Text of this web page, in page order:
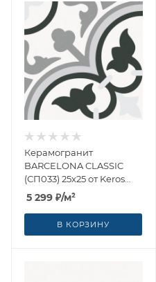
Керамогранит
BARCELONA CLASSIC
(СП033) 25x25 от Keros
Ceramica (Испания)
5 299 ₽/м²
В КОРЗИНУ